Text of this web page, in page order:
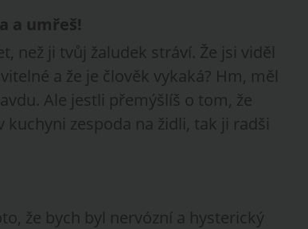
a umřeš!
než ji tvůj žaludek stráví. Že jsi viděl
a že je člověk vykaká? Hm, měl
Ale jestli přemýšlíš o tom, že
zespoda na židli, tak ji radši
že bych byl nervózní a hysterický